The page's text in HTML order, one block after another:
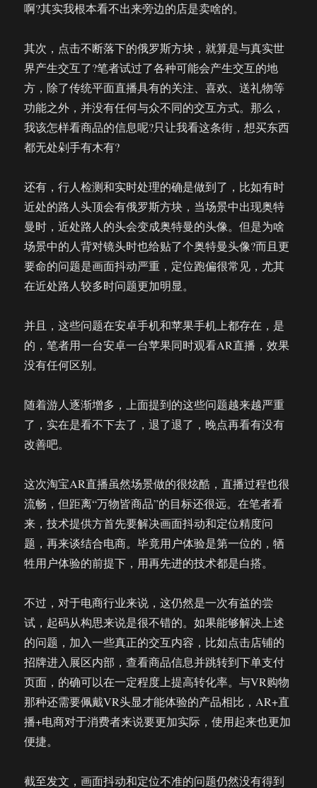
啊?其实我根本看不出来旁边的店是卖啥的。
其次，点击不断落下的俄罗斯方块，就算是与真实世
界产生交互了?笔者试过了各种可能会产生交互的地
方，除了传统平面直播具有的关注、喜欢、送礼物等
功能之外，并没有任何与众不同的交互方式。那么，
我该怎样看商品的信息呢?只让我看这条街，想买东西
都无处剁手有木有?
还有，行人检测和实时处理的确是做到了，比如有时
近处的路人头顶会有俄罗斯方块，当场景中出现奥特
曼时，近处路人的头会变成奥特曼的头像。但是为啥
场景中的人背对镜头时也给贴了个奥特曼头像?而且更
要命的问题是画面抖动严重，定位跑偏很常见，尤其
在近处路人较多时问题更加明显。
并且，这些问题在安卓手机和苹果手机上都存在，是
的，笔者用一台安卓一台苹果同时观看AR直播，效果
没有任何区别。
随着游人逐渐增多，上面提到的这些问题越来越严重
了，实在是看不下去了，退了退了，晚点再看有没有
改善吧。
这次淘宝AR直播虽然场景做的很炫酷，直播过程也很
流畅，但距离“万物皆商品”的目标还很远。在笔者看
来，技术提供方首先要解决画面抖动和定位精度问
题，再来谈结合电商。毕竟用户体验是第一位的，牺
牲用户体验的前提下，用再先进的技术都是白搭。
不过，对于电商行业来说，这仍然是一次有益的尝
试，起码从构思来说是很不错的。如果能够解决上述
的问题，加入一些真正的交互内容，比如点击店铺的
招牌进入展区内部，查看商品信息并跳转到下单支付
页面，的确可以在一定程度上提高转化率。与VR购物
那种还需要佩戴VR头显才能体验的产品相比，AR+直
播+电商对于消费者来说要更加实际，使用起来也更加
便捷。
截至发文，画面抖动和定位不准的问题仍然没有得到